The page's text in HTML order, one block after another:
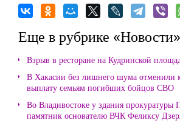
Еще в рубрике «Новости»
Взрыв в ресторане на Кудринской
В Хакасии без лишнего шума отменили
выплату семьям погибших бойцов СВО
Во Владивостоке у здания прокуратуры
памятник основателю ВЧК Феликсу